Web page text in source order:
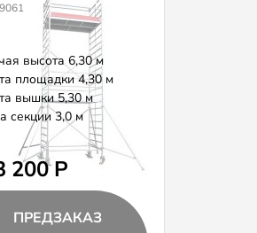
высота 6,30 м
площадки 4,30 м
вышки 5,30 м
секции 3,0 м
кг
200 Р
ПРЕДЗАКАЗ